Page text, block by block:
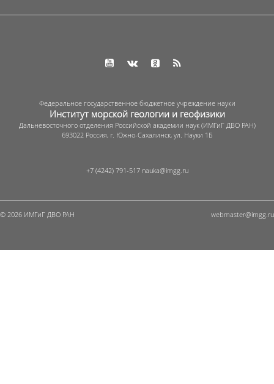
Федеральное государственное бюджетное учреждение науки
Институт морской геологии и геофизики
Дальневосточного отделения Российской академии наук (ИМГиГ ДВО РАН)
693022 Россия, г. Южно-Сахалинск, ул. Науки 1Б
+7 (4242) 791-517
© 2026 ИМГиГ ДВО РАН